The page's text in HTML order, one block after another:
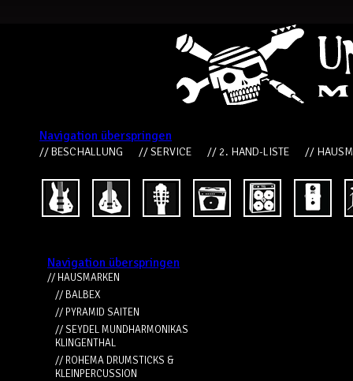
Navigation überspringen
// BESCHALLUNG // SERVICE // 2. HAND-LISTE //
Navigation überspringen
// HAUSMARKEN
// BALBEX
// PYRAMID SAITEN
// SEYDEL MUNDHARMONIKAS
KLINGENTHAL
// ROHEMA DRUMSTICKS &
KLEINPERCUSSION